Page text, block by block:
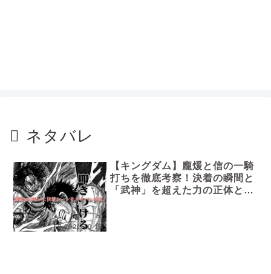
ネタバレ
2021.10.13
【キングダム】龐煖と信の一騎
打ちを徹底考察！決着の瞬間と
「武神」を超えた力の正体と